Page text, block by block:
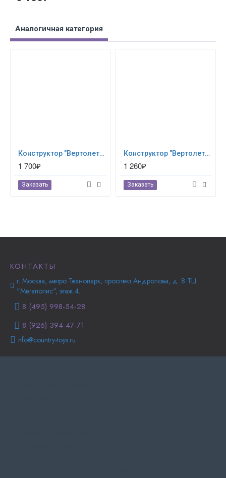
Аналогичная категория
Конструктор "Вертолет" (280 деталей) Eitech (00332)
1 700₽
Заказать
Конструктор "Вертолет", 188 деталей Eitech (00072)
1 260₽
Заказать
КОНТАКТЫ
г. Москва, метро Технопарк, проспект Андропова, д. 8 ТЦ
"Мегаполис", этаж 4.
8 (495) 998-54-28
8 (926) 394-47-71
nfo@country-toys.ru